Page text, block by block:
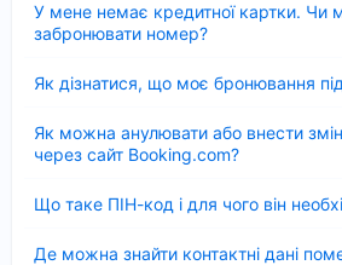
У мене немає кредитної картки. Чи
забронювати номер?
Як дізнатися, що моє бронювання
Як можна анулювати або внести
через сайт Booking.com?
Що таке ПІН-код і для чого він
Де можна знайти контактні дані